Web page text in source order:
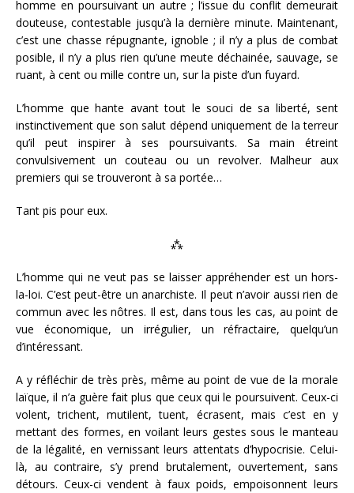
homme en poursuivant un autre ; l’issue du conflit demeurait
douteuse, contestable jusqu’à la dernière minute. Maintenant,
c’est une chasse répugnante, ignoble ; il n’y a plus de combat
posible, il n’y a plus rien qu’une meute déchainée, sauvage, se
ruant, à cent ou mille contre un, sur la piste d’un fuyard.
L’homme que hante avant tout le souci de sa liberté, sent
instinctivement que son salut dépend uniquement de la terreur
qu’il peut inspirer à ses poursuivants. Sa main étreint
convulsivement un couteau ou un revolver. Malheur aux
premiers qui se trouveront à sa portée…
Tant pis pour eux.
⁂
L’homme qui ne veut pas se laisser appréhender est un hors-
la-loi. C’est peut-être un anarchiste. Il peut n’avoir aussi rien de
commun avec les nôtres. Il est, dans tous les cas, au point de
vue économique, un irrégulier, un réfractaire, quelqu’un
d’intéressant.
A y réfléchir de très près, même au point de vue de la morale
laïque, il n’a guère fait plus que ceux qui le poursuivent. Ceux-ci
volent, trichent, mutilent, tuent, écrasent, mais c’est en y
mettant des formes, en voilant leurs gestes sous le manteau
de la légalité, en vernissant leurs attentats d’hypocrisie. Celui-
là, au contraire, s’y prend brutalement, ouvertement, sans
détours. Ceux-ci vendent à faux poids, empoisonnent leurs